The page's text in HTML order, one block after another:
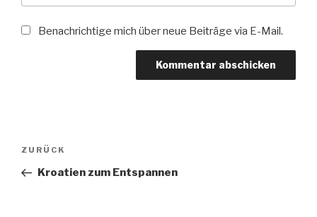
Benachrichtige mich über neue Beiträge via E-Mail.
Beitragsnavigation
Vorheriger
Beitrag
ZURÜCK
Kroatien zum Entspannen